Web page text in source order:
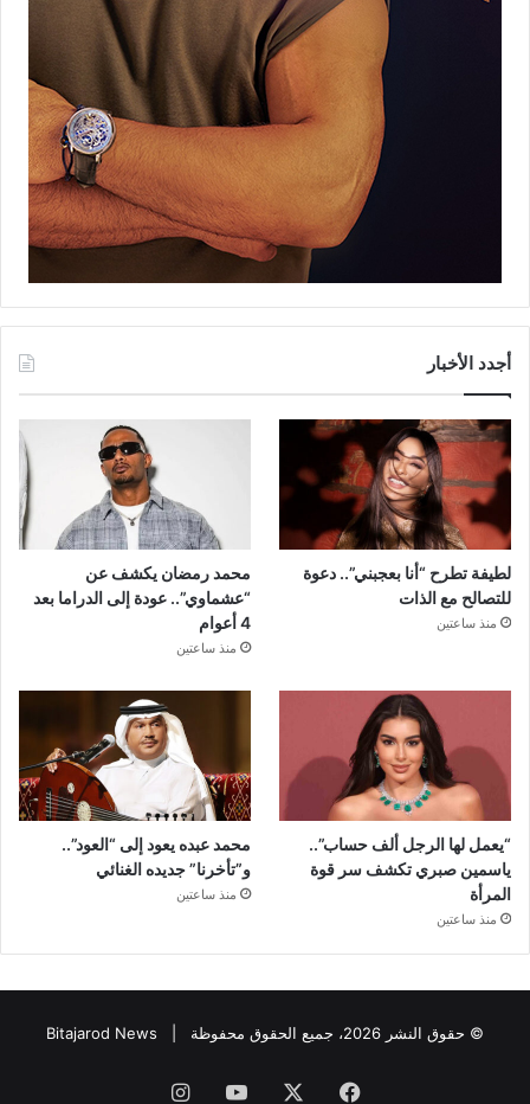
أجدد الأخبار
لطيفة تطرح “أنا بعجبني”.. دعوة
للتصالح مع الذات
منذ ساعتين
محمد رمضان يكشف عن
“عشماوي”.. عودة إلى الدراما بعد
4 أعوام
منذ ساعتين
“يعمل لها الرجل ألف حساب”..
ياسمين صبري تكشف سر قوة
المرأة
منذ ساعتين
محمد عبده يعود إلى “العود”..
و”تأخرنا” جديده الغنائي
منذ ساعتين
© حقوق النشر 2026، جميع الحقوق محفوظة | Bitajarod News
فيسبوك ‫YouTubeانستقرام